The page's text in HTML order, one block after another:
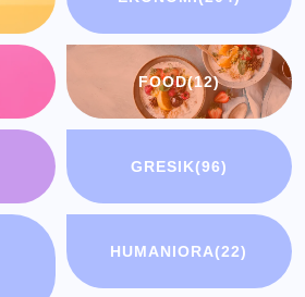
FOOD(12)
GRESIK(96)
HUMANIORA(22)